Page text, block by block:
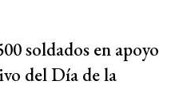
soldados en apoyo
del Día de la